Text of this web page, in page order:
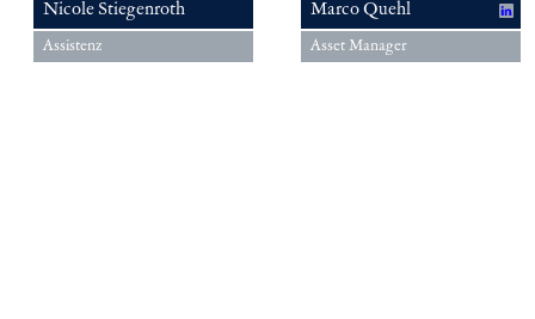
Nicole Stiegenroth
Assistenz
Marco Quehl
Asset Manager